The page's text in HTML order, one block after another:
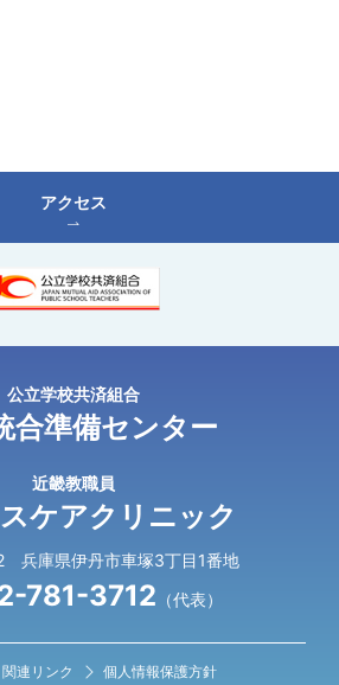
アクセス
公⽴学校共済組合
合準備センター
近畿教職員
ケアクリニック
兵庫県伊丹市⾞塚3丁⽬1番地
781-3712 （代表）
関連リンク 個人情報保護方針